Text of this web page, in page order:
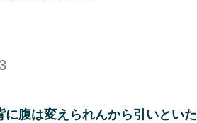
腹は変えられんから引いといた